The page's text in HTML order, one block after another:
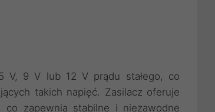
V, 9 V lub 12 V prądu stałego, co
takich napięć. Zasilacz oferuje
zapewnia stabilne i niezawodne